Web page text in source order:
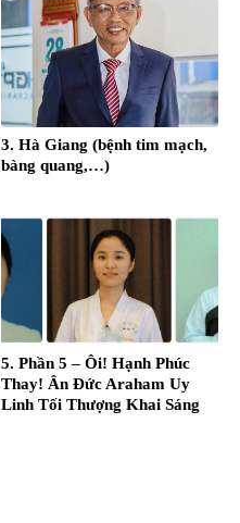
3. Hà Giang (bệnh tim mạch,
bàng quang,…)
5. Phần 5 – Ôi! Hạnh Phúc
Thay! Ân Đức Araham Uy
Linh Tối Thượng Khai Sáng